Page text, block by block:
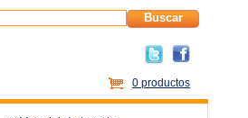
Buscar
0 productos